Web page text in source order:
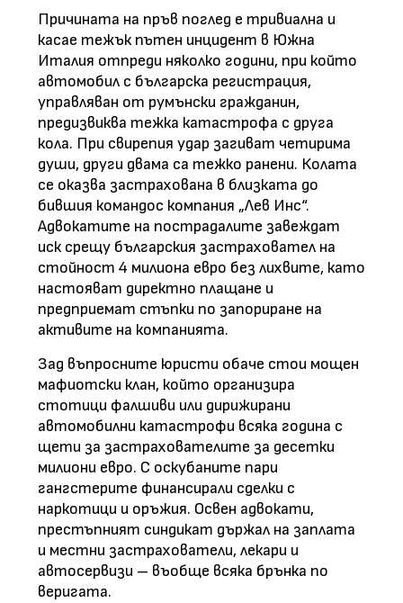
Причината на пръв поглед е тривиална и
касае тежък пътен инцидент в Южна
Италия отпреди няколко години, при който
автомобил с българска регистрация,
управляван от румънски гражданин,
предизвиква тежка катастрофа с друга
кола. При свирепия удар загиват четирима
души, други двама са тежко ранени. Колата
се оказва застрахована в близката до
бившия командос компания „Лев Инс“.
Адвокатите на пострадалите завеждат
иск срещу българския застраховател на
стойност 4 милиона евро без лихвите, като
настояват директно плащане и
предприемат стъпки по запориране на
активите на компанията.
Зад въпросните юристи обаче стои мощен
мафиотски клан, който организира
стотици фалшиви или дирижирани
автомобилни катастрофи всяка година с
щети за застрахователите за десетки
милиони евро. С оскубаните пари
гангстерите финансирали сделки с
наркотици и оръжия. Освен адвокати,
престъпният синдикат държал на заплата
и местни застрахователи, лекари и
автосервизи – въобще всяка брънка по
веригата.